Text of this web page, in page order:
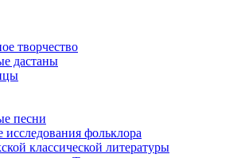
творчество
дастаны
песни
фольклора
классической литературы